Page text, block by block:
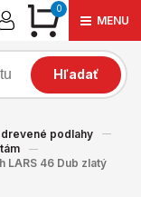
0
MENU
Hľadať
podlahy
LARS 46 Dub zlatý